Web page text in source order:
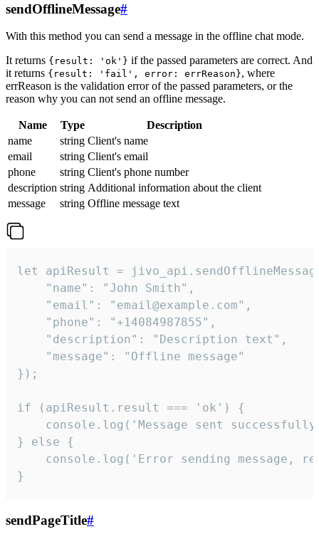
sendOfflineMessage#
With this method you can send a message in the offline chat mode.
It returns {result: 'ok'} if the passed parameters are correct. And
it returns {result: 'fail', error: errReason}, where
errReason is the validation error of the passed parameters, or the
reason why you can not send an offline message.
Name Type
Description
name
string Client's name
email
string Client's email
phone
string Client's phone number
description string Additional information about the client
message
string Offline message text
let apiResult =
    "name": "John Smith",
    "email": "email@example.com",
    "phone": "+14084987855",
    "description": "Description text",
    "message": "Offline message"
});
if (apiResult.result === 'ok') {
console.log('Message sent
} else {
console.log('Error sending message,
}
sendPageTitle#